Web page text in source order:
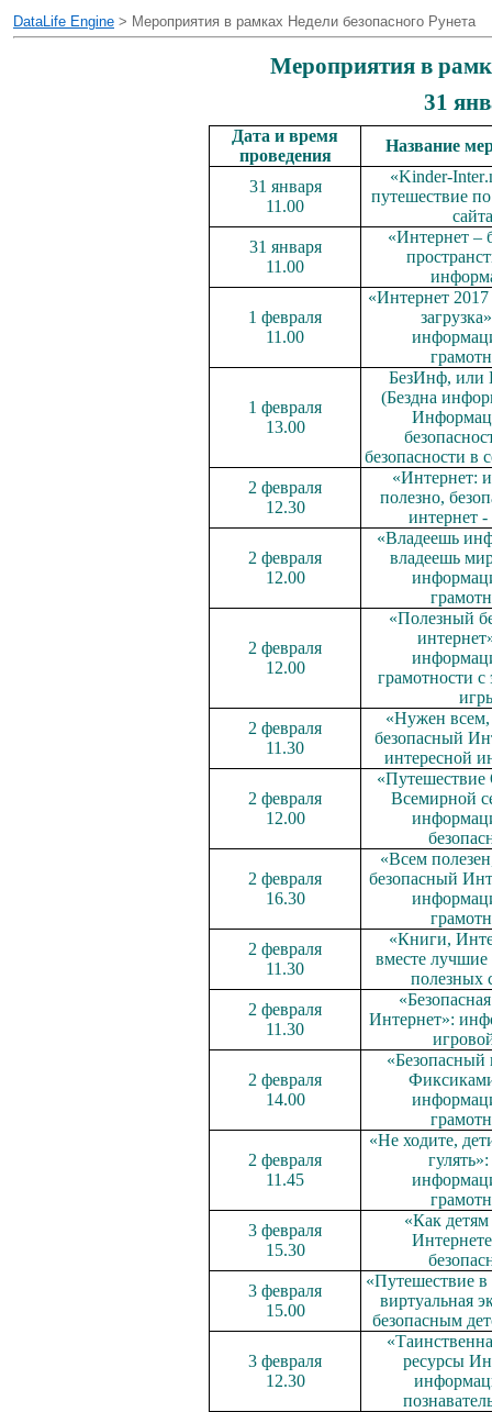
DataLife Engine > Мероприятия в рамках Недели безопасного Рунета
Мероприятия в
31
Дата и время
проведения
Название
31 января
11.00
«Kinder-Inter.
путешествие
31 января
11.00
«Интернет –
1 февраля
11.00
«Интернет 2017
1 февраля
13.00
БезИнф, или
(Бездна
безопасности в
2 февраля
12.30
«Интернет:
полезно,
интернет -
2 февраля
12.00
«Владеешь
владеешь
2 февраля
12.00
«Полезный
грамотности с
2 февраля
11.30
«Нужен всем,
безопасный
интересной
2 февраля
12.00
Всемирной
2 февраля
16.30
«Всем
безопасный
2 февраля
11.30
«Книги,
вместе лучшие
полезных
2 февраля
11.30
Интернет»:
2 февраля
14.00
«Безопасный
2 февраля
11.45
«Не ходите,
3 февраля
15.30
«Как детям
3 февраля
15.00
«Путешествие
виртуальная
безопасным
3 февраля
12.30
ресурсы